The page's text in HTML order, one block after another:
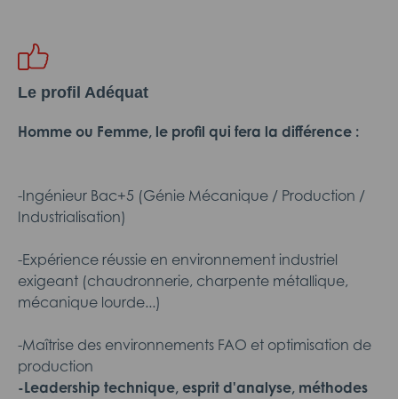
Le profil Adéquat
Homme ou Femme, le profil qui fera la différence :
-Ingénieur Bac+5 (Génie Mécanique / Production /
Industrialisation)
-Expérience réussie en environnement industriel
exigeant (chaudronnerie, charpente métallique,
mécanique lourde...)
-Maîtrise des environnements FAO et optimisation de
production
-Leadership technique, esprit d'analyse, méthodes